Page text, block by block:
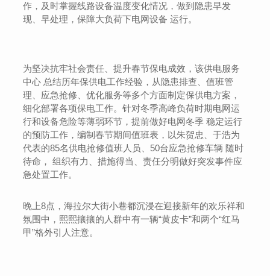
作，及时掌握线路设备温度变化情况，做到隐患早发
现、早处理，保障大负荷下电网设备 运行。
为坚决抗牢社会责任、提升春节保电成效，该供电服务
中心 总结历年保供电工作经验，从隐患排查、值班管
理、应急抢修、优化服务等多个方面制定保供电方案，
细化部署各项保电工作。针对冬季高峰负荷时期电网运
行和设备危险等薄弱环节，提前做好电网冬季 稳定运行
的预防工作，编制春节期间值班表，以朱贺忠、于浩为
代表的85名供电抢修值班人员、50台应急抢修车辆 随时
待命， 组织有力、措施得当、责任分明做好突发事件应
急处置工作。
晚上8点，海拉尔大街小巷都沉浸在迎接新年的欢乐祥和
氛围中，熙熙攘攘的人群中有一辆“黄皮卡”和两个“红马
甲”格外引人注意。